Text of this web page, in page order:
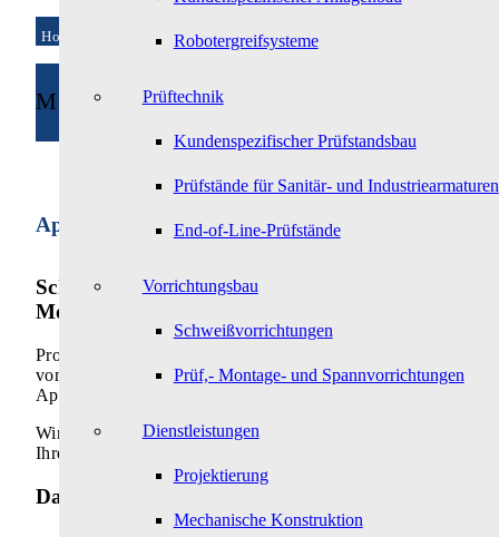
Robotergreifsysteme
Prüftechnik
Kundenspezifischer Prüfstandsbau
Prüfstände für Sanitär- und Industriearmaturen
End-of-Line-Prüfstände
Vorrichtungsbau
Schweißvorrichtungen
Prüf,- Montage- und Spannvorrichtungen
Dienstleistungen
Projektierung
Mechanische Konstruktion
Home Service / Instandhaltung /
Modernisierung
Applikationsspezifisches Retrofitting
Schritthalten mit dem Markt durch
Modernisierung
Profitieren Sie bei der Überarbeitung veralteter
vom Know-how und der langjährigen Erfahrung unserer
Applikationsexperten.
Wir sorgen für ein reibungsloses Retrofitting entsprechend
Ihren Anforderungen und bringen Sie auf die Überholspur.
Das bieten wir Ihnen